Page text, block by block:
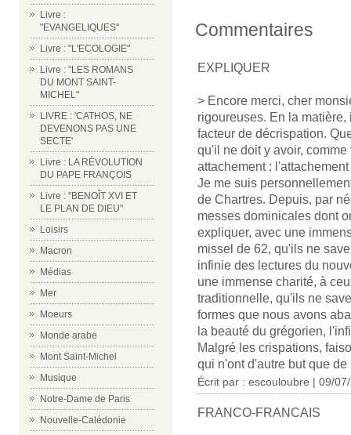
Livre :
"EVANGELIQUES"
Livre : "L'ECOLOGIE"
Livre : "LES ROMANS
DU MONT SAINT-
MICHEL"
LIVRE : 'CATHOS, NE
DEVENONS PAS UNE
SECTE'
Livre : LA RÉVOLUTION
DU PAPE FRANÇOIS
Livre : "BENOÎT XVI ET
LE PLAN DE DIEU"
Loisirs
Macron
Médias
Mer
Moeurs
Monde arabe
Mont Saint-Michel
Musique
Notre-Dame de Paris
Nouvelle-Calédonie
Commentaires
EXPLIQUER
> Encore merci, cher
rigoureuses. En la
facteur de décrispation.
qu'il ne doit y avoir,
attachement :
Je me suis
de Chartres. Depuis, par
messes dominicales dont
expliquer, avec une
missel de 62, qu'ils ne
infinie des lectures du
une immense charité, à
traditionnelle, qu'ils ne
formes que nous avons
la beauté du grégorien,
Malgré les crispations,
qui n'ont d'autre but que
Écrit par : escouloubre | 09/
FRANCO-FRANCAIS